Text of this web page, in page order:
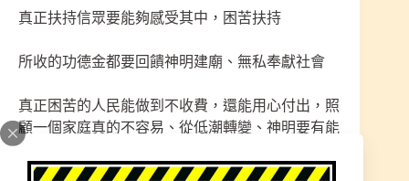
真正扶持信眾要能夠感受其中，困苦扶持
所收的功德金都要回饋神明建廟、無私奉獻社會
真正困苦的人民能做到不收費，還能用心付出，照
顧一個家庭真的不容易、從低潮轉變、神明要有能
力、辦事人也要用心付出，雖然知道沒有得到金錢
還是要無私去幫助這些人民，這就是所謂的無貪